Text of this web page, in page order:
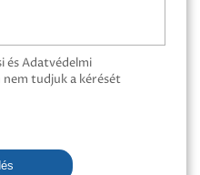
és Adatvédelmi
tudjuk a kérését